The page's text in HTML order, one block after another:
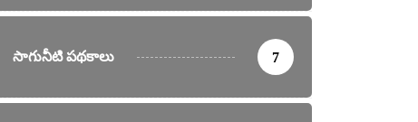
సాగునీటి పథకాలు 7